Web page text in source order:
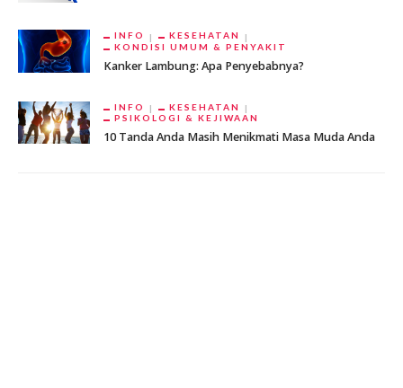
INFO
KESEHATAN
KONDISI UMUM & PENYAKIT
Kanker Lambung: Apa Penyebabnya?
INFO
KESEHATAN
PSIKOLOGI & KEJIWAAN
10 Tanda Anda Masih Menikmati Masa Muda Anda